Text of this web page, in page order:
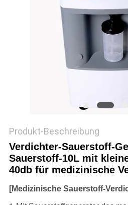
Produkt-Beschreibung
Verdichter-Sauerstoff-
Sauerstoff-10L mit
40db für medizinische
[Medizinische Sauerstoff-